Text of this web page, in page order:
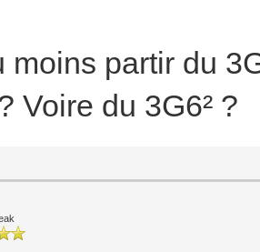
moins partir du
Voire du 3G6² ?